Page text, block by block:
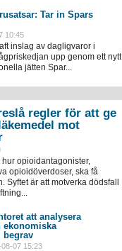
Tar in Spars
10:45
inslag av dagligvaror i
upp genom ett nytt
jätten Spar...
regler för att ge
mot
opioidantagonister,
opioidöverdoser, ska få
Syftet är att motverka dödsfall
att analysera
ekonomiska
begrav
07 15:23